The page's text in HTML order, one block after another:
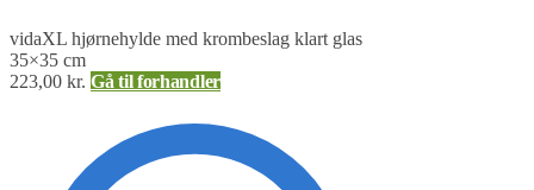
vidaXL hjørnehylde med krombeslag klart glas
35×35 cm
223,00 kr. Gå til forhandler